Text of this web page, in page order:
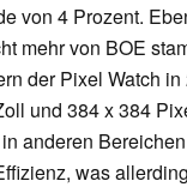
von 4 Prozent.
mehr von BOE
der Pixel Watch
und 384 x 384
anderen
was